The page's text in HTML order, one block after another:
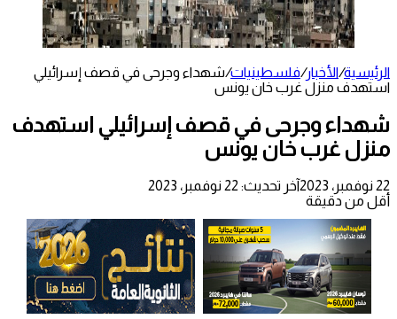
الرئيسية/الأخبار/فلسطينيات/شهداء وجرحى في قصف إسرائيلي
استهدف منزل غرب خان يونس
شهداء وجرحى في قصف إسرائيلي استهدف
منزل غرب خان يونس
22 نوفمبر، 2023
آخر تحديث: 22 نوفمبر، 2023
أقل من دقيقة